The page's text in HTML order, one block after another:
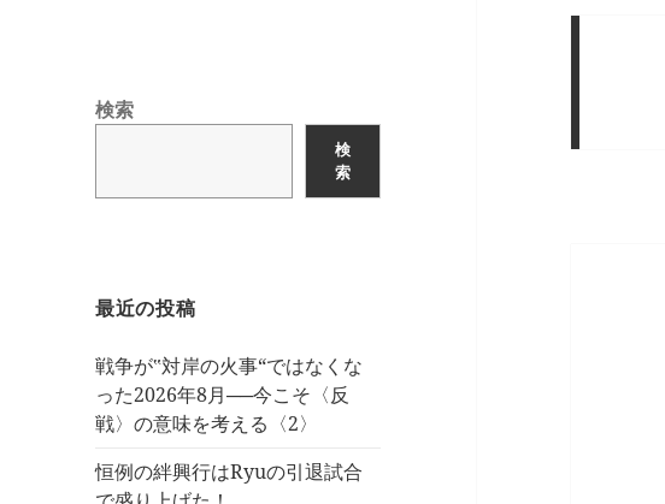
検索
検
索
最近の投稿
戦争が‟対岸の火事“ではなくな
った2026年8月──今こそ〈反
戦〉の意味を考える〈2〉
恒例の絆興行はRyuの引退試合